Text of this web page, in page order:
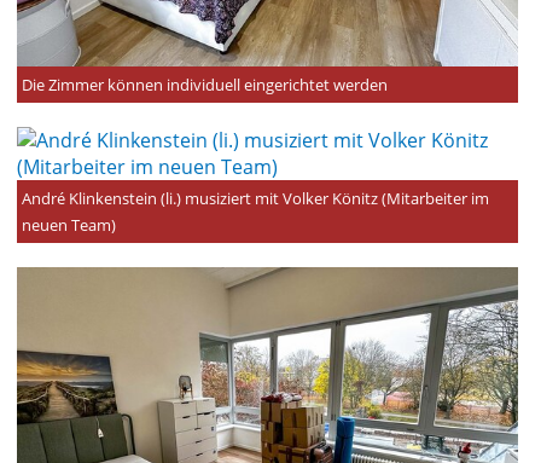
Die Zimmer können individuell eingerichtet werden
André Klinkenstein (li.) musiziert mit Volker Könitz (Mitarbeiter im
neuen Team)